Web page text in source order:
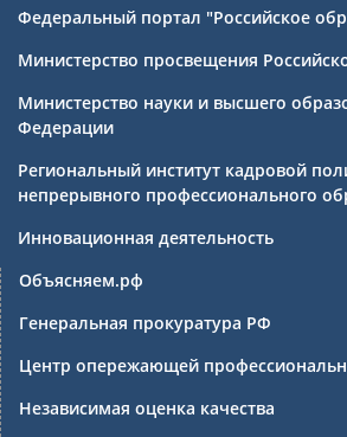
Федеральный портал "Российское
Министерство просвещения
Министерство науки и высшего
Федерации
Региональный институт кадровой
непрерывного профессионального
Инновационная деятельность
Объясняем.рф
Генеральная прокуратура РФ
Центр опережающей
Независимая оценка качества